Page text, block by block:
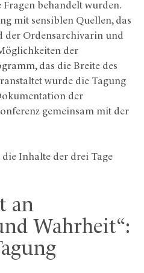
Fragen behandelt wurden.
mit sensiblen Quellen, das
der Ordensarchivarin und
der
das die Breite des
wurde die Tagung
der
gemeinsam mit der
Inhalte der drei Tage
an
Wahrheit“: